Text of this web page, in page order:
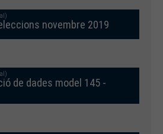
novembre 2019
de dades model 145 -